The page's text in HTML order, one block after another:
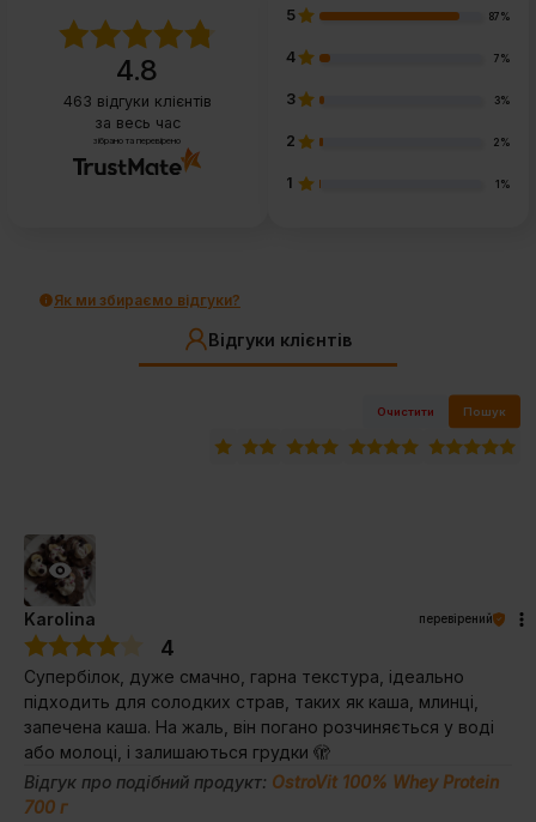
4.8
463 відгуки клієнтів
за весь час
зібрано та перевірено
5 87%
4 7%
3 3%
2 2%
1 1%
Як ми збираємо відгуки?
Відгуки клієнтів
Очистити Пошук
Karolina перевірений
4
Супербілок, дуже смачно, гарна текстура, ідеально
підходить для солодких страв, таких як каша, млинці,
запечена каша. На жаль, він погано розчиняється у воді
або молоці, і залишаються грудки 🫣
Відгук про подібний продукт: OstroVit 100% Whey Protein
700 г